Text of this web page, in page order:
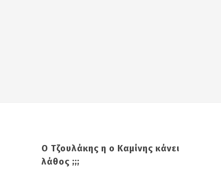
Ο Τζουλάκης η ο Καμίνης κάνει
λάθος ;;;